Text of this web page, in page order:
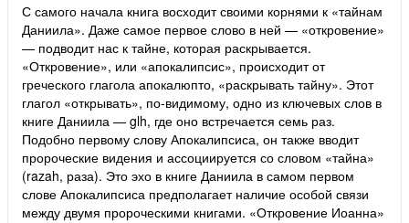
С самого начала книга восходит своими корнями к «тайнам
Даниила». Даже самое первое слово в ней — «откровение»
— подводит нас к тайне, которая раскрывается.
«Откровение», или «апокалипсис», происходит от
греческого глагола апокалюпто, «раскрывать тайну». Этот
глагол «открывать», по-видимому, одно из ключевых слов в
книге Даниила — glh, где оно встречается семь раз.
Подобно первому слову Апокалипсиса, он также вводит
пророческие видения и ассоциируется со словом «тайна»
(razah, раза). Это эхо в книге Даниила в самом первом
слове Апокалипсиса предполагает наличие особой связи
между двумя пророческими книгами. «Откровение Иоанна»